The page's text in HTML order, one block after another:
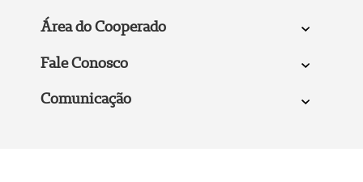
Área do Cooperado
Fale Conosco
Comunicação